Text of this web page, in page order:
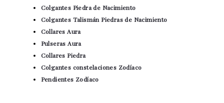
Colgantes Piedra de Nacimiento
Colgantes Talismán Piedras de Nacimiento
Collares Aura
Pulseras Aura
Collares Piedra
Colgantes constelaciones Zodíaco
Pendientes Zodíaco